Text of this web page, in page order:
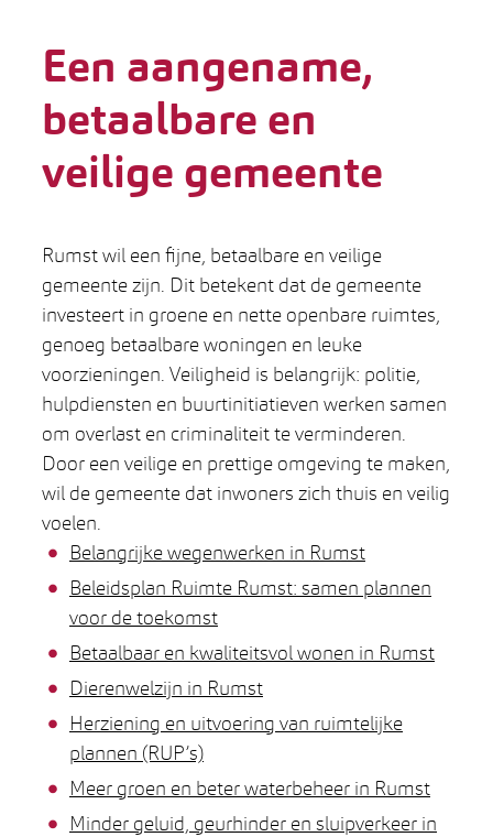
Een aangename,
betaalbare en
veilige gemeente
Rumst wil een fijne, betaalbare en veilige
gemeente zijn. Dit betekent dat de gemeente
investeert in groene en nette openbare ruimtes,
genoeg betaalbare woningen en leuke
voorzieningen. Veiligheid is belangrijk: politie,
hulpdiensten en buurtinitiatieven werken samen
om overlast en criminaliteit te verminderen.
Door een veilige en prettige omgeving te maken,
wil de gemeente dat inwoners zich thuis en veilig
voelen.
Thema's
Belangrijke wegenwerken in Rumst
Beleidsplan Ruimte Rumst: samen plannen
voor de toekomst
Betaalbaar en kwaliteitsvol wonen in Rumst
Dierenwelzijn in Rumst
Herziening en uitvoering van ruimtelijke
plannen (RUP’s)
Meer groen en beter waterbeheer in Rumst
Minder geluid, geurhinder en sluipverkeer in